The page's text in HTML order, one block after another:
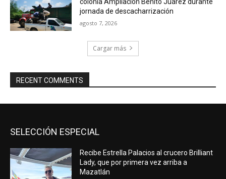
jornada de descacharrización
agosto 7, 2026
Cargar más
RECENT COMMENTS
SELECCIÓN ESPECIAL
Recibe Estrella Palacios al crucero Brilliant
Lady, que por primera vez arriba a
Mazatlán